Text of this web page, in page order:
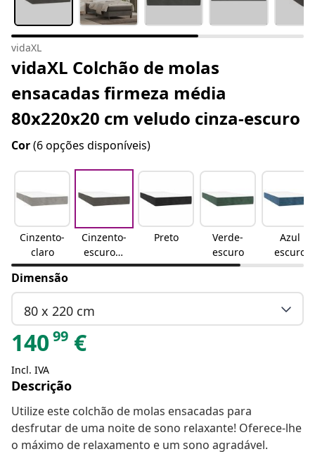
vidaXL
vidaXL Colchão de molas
ensacadas firmeza média
80x220x20 cm veludo cinza-escuro
Cor(6 opções disponíveis)
Cinzento-
claro
Cinzento-
escuroCi
nzento
Preto
Verde-
escuro
Azul
escuro
Dimensão
80 x 220 cm
14099 €
Incl. IVA
Descrição
Utilize este colchão de molas ensacadas para
desfrutar de uma noite de sono relaxante! Oferece-lhe
o máximo de relaxamento e um sono agradável.